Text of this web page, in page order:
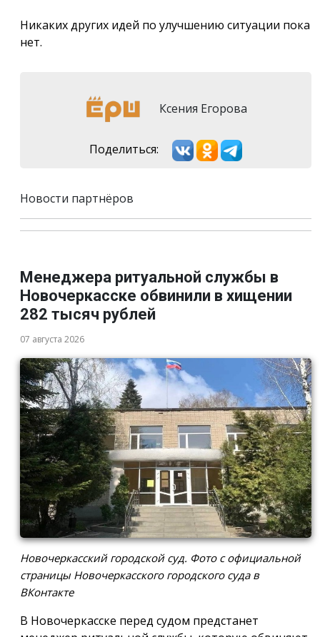
Никаких других идей по улучшению ситуации пока
нет.
Ксения Егорова
Поделиться:
Новости партнёров
Менеджера ритуальной службы в
Новочеркасске обвинили в хищении
282 тысяч рублей
07 августа 2026
Новочеркасский городской суд. Фото с официальной
страницы Новочеркасского городского суда в
ВКонтакте
В Новочеркасске перед судом предстанет